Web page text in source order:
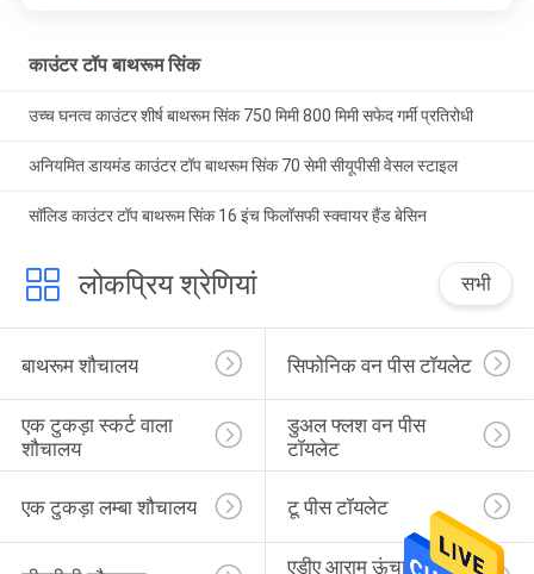
काउंटर टॉप बाथरूम सिंक
उच्च घनत्व काउंटर शीर्ष बाथरूम सिंक 750 मिमी 800 मिमी सफेद गर्मी प्रतिरोधी
अनियमित डायमंड काउंटर टॉप बाथरूम सिंक 70 सेमी सीयूपीसी वेसल स्टाइल
सॉलिड काउंटर टॉप बाथरूम सिंक 16 इंच फिलॉसफी स्क्वायर हैंड बेसिन
लोकप्रिय श्रेणियां सभी
बाथरूम शौचालय सिफोनिक वन पीस टॉयलेट
एक टुकड़ा स्कर्ट वाला
शौचालय
डुअल फ्लश वन पीस
टॉयलेट
एक टुकड़ा लम्बा शौचालय टू पीस टॉयलेट
एडीए आराम ऊंचाई